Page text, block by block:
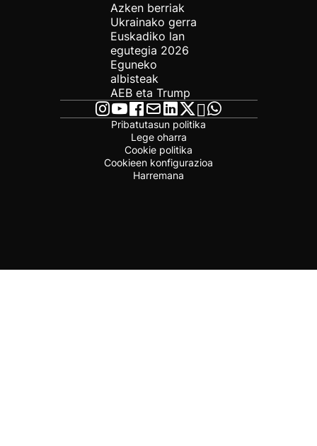
Azken berriak
Ukrainako gerra
Euskadiko lan
egutegia 2026
Eguneko
albisteak
AEB eta Trump
Pribatutasun politika
Lege oharra
Cookie politika
Cookieen konfigurazioa
Harremana